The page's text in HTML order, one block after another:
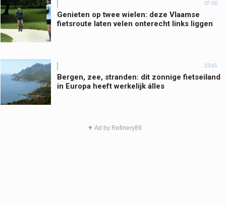
07:00
Genieten op twee wielen: deze Vlaamse
fietsroute laten velen onterecht links liggen
20:45
Bergen, zee, stranden: dit zonnige fietseiland
in Europa heeft werkelijk álles
▼ Ad by Refinery89